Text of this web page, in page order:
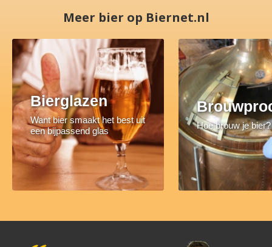
Meer bier op Biernet.nl
Bierglazen
Want bier smaakt het best uit
een bijpassend glas
Hoe brouw je bier?